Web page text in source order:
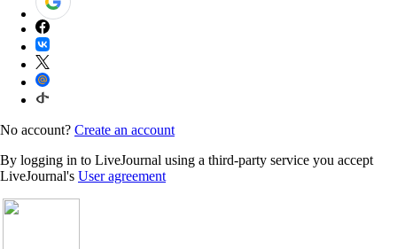
No account? Create an account
By logging in to LiveJournal using a third-party service you accept
LiveJournal's User agreement